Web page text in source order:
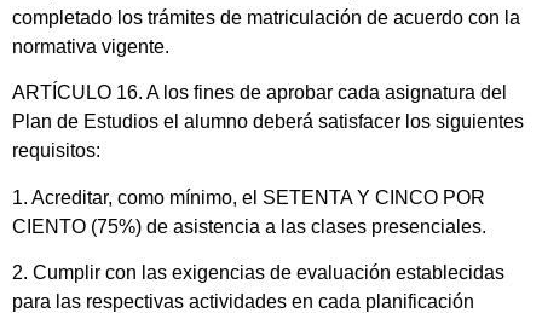
completado los trámites de matriculación de acuerdo con la
normativa vigente.
ARTÍCULO 16. A los fines de aprobar cada asignatura del
Plan de Estudios el alumno deberá satisfacer los siguientes
requisitos:
1. Acreditar, como mínimo, el SETENTA Y CINCO POR
CIENTO (75%) de asistencia a las clases presenciales.
2. Cumplir con las exigencias de evaluación establecidas
para las respectivas actividades en cada planificación